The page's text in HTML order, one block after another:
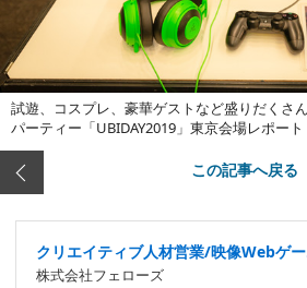
試遊、コスプレ、豪華ゲストなど盛りだくさ
パーティー「UBIDAY2019」東京会場レポート
この記事へ戻る
クリエイティブ人材営業/映像Webゲ
株式会社フェローズ